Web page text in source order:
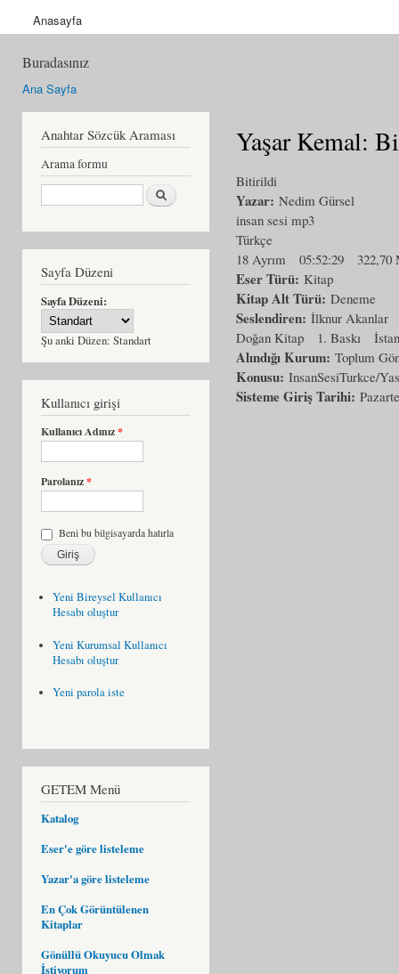
Anasayfa
Buradasınız
Ana Sayfa
Anahtar Sözcük Araması
Arama formu
Ara
Sayfa Düzeni
Sayfa Düzeni:
Şu anki Düzen: Standart
Kullanıcı girişi
Kullanıcı Adınız*
Parolanız*
Beni bu bilgisayarda hatırla
Yeni Bireysel Kullanıcı
Hesabı oluştur
Yeni Kurumsal Kullanıcı
Hesabı oluştur
Yeni parola iste
GETEM Menü
Katalog
Eser'e göre listeleme
Yazar'a göre listeleme
En Çok Görüntülenen
Kitaplar
Gönüllü Okuyucu Olmak
İstiyorum
Yaşar Kemal:
Bitirildi
Yazar: Nedim Gürsel
insan sesi mp3
Türkçe
18 Ayrım
05:52:29 322,70
Eser Türü: Kitap
Kitap Alt Türü: Deneme
Seslendiren: İlknur Akanlar
Doğan Kitap
1. Baskı
Alındığı Kurum: Toplum
Konusu: InsanSesiTurkce/
Sisteme Giriş Tarihi: